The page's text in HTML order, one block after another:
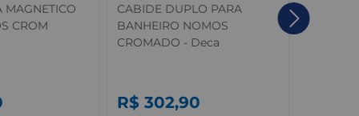
MAGNETICO
CROM
CABIDE DUPLO PARA
BANHEIRO NOMOS
CROMADO - Deca
R$ 302,90
Cabide